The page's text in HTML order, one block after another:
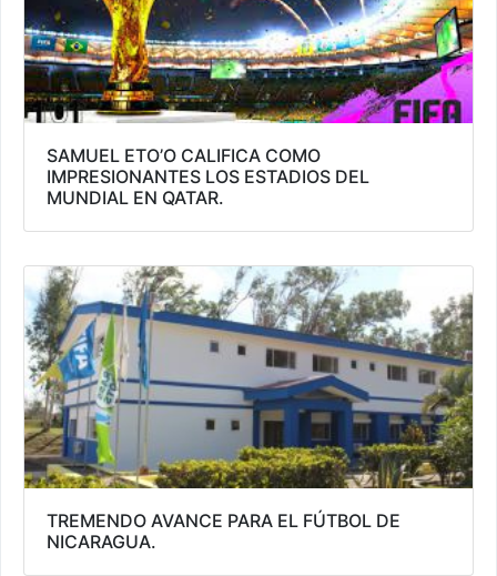
SAMUEL ETO’O CALIFICA COMO
IMPRESIONANTES LOS ESTADIOS DEL
MUNDIAL EN QATAR.
TREMENDO AVANCE PARA EL FÚTBOL DE
NICARAGUA.